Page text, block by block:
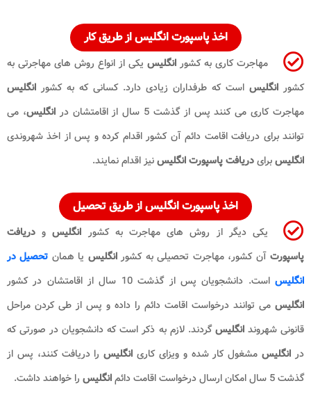
اخذ پاسپورت انگلیس از طریق کار
مهاجرت کاری به کشور انگلیس یکی از انواع روش های مهاجرتی به
کشور انگلیس است که طرفداران زیادی دارد. کسانی که به کشور انگلیس
مهاجرت کاری می کنند پس از گذشت 5 سال از اقامتشان در
انگلیس، می
توانند برای دریافت اقامت دائم آن کشور اقدام کرده و پس از اخذ شهروندی
انگلیسبرایدریافت پاسپورت انگلیسنیز اقدام نمایند.
اخذ پاسپورت انگلیس از طریق تحصیل
یکی دیگر از روش های مهاجرت به کشور انگلیسو دریافت
پاسپورتآن کشور، مهاجرت تحصیلی به کشورانگلیس یا همان تحصیل در
انگلیساست. دانشجویان پس از گذشت 10 سال از اقامتشان در کشور
انگلیس می توانند درخواست اقامت دائم را داده و پس از طی کردن مراحل
قانونی شهروندانگلیسگردند. لازم به ذکر است که دانشجویان در صورتی که
در انگلیس مشغول کار شده و ویزای کاری انگلیسرا دریافت کنند، پس از
گذشت 5 سال امکان ارسال درخواست اقامت دائم
انگلیس را خواهند داشت.